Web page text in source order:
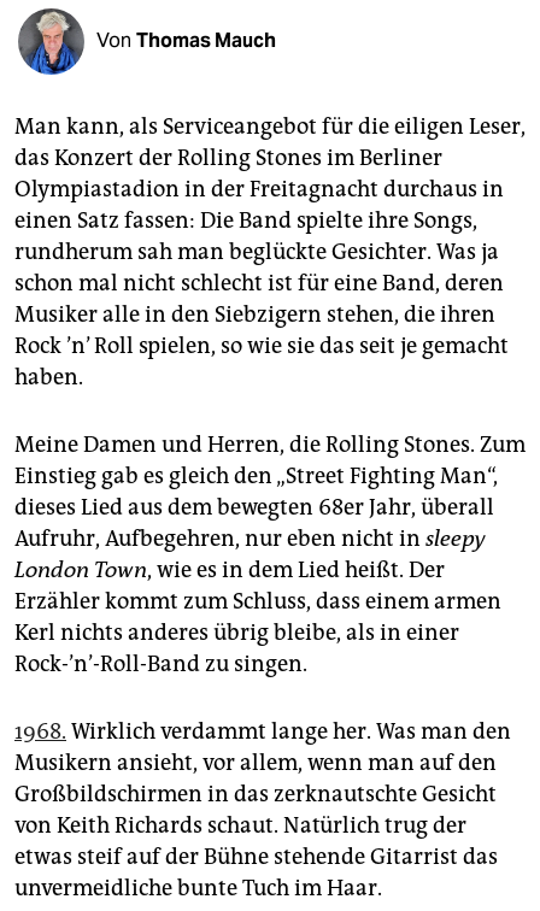
shop
fragen & hilfe
unterstützen
abo
genossenschaft
epaper login
Von Thomas Mauch
Man kann, als Serviceangebot für die eiligen Leser,
das Konzert der Rolling Stones im Berliner
Olympiastadion in der Freitagnacht durchaus in
einen Satz fassen: Die Band spielte ihre Songs,
rundherum sah man beglückte Gesichter. Was ja
schon mal nicht schlecht ist für eine Band, deren
Musiker alle in den Siebzigern stehen, die ihren
Rock ’n’ Roll spielen, so wie sie das seit je gemacht
haben.
Meine Damen und Herren, die Rolling Stones. Zum
Einstieg gab es gleich den „Street Fighting Man“,
dieses Lied aus dem bewegten 68er Jahr, überall
Aufruhr, Aufbegehren, nur eben nicht in sleepy
London Town, wie es in dem Lied heißt. Der
Erzähler kommt zum Schluss, dass einem armen
Kerl nichts anderes übrig bleibe, als in einer
Rock-’n’-Roll-Band zu singen.
1968. Wirklich verdammt lange her. Was man den
Musikern ansieht, vor allem, wenn man auf den
Großbildschirmen in das zerknautschte Gesicht
von Keith Richards schaut. Natürlich trug der
etwas steif auf der Bühne stehende Gitarrist das
unvermeidliche bunte Tuch im Haar.